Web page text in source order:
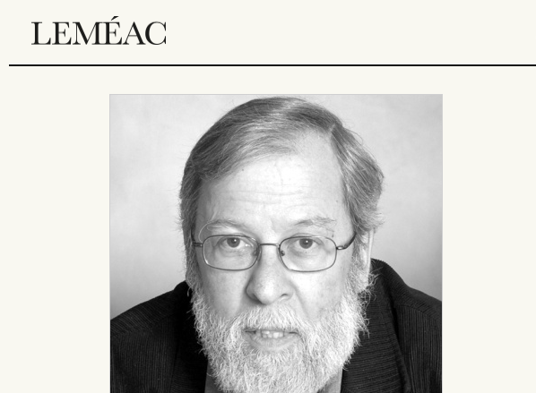
CATALOGUE